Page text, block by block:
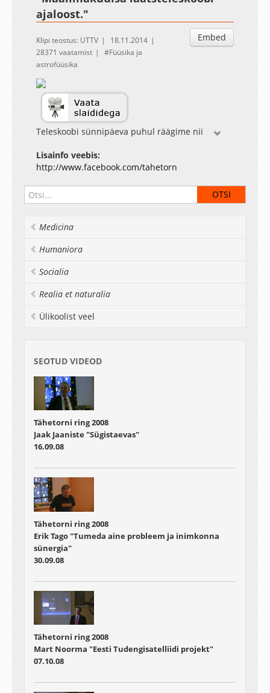
ajaloost."
Embed
Klipi teostus: UTTV
18.11.2014
28371 vaatamist
Füüsika ja
astrofüüsika
Teleskoobi sünnipäeva puhul räägime nii
150. surmaastapäev, kui valmistajast
Fraunhoferist ning tuletame meelde, miks on
olulisel kohal,“ tutvustab loengut Janet Laidla.
190. aastat tagasi jõudis läbi Magdeburgi ja
maailma kõige suurem ja innovaatilisem
Fraunhofer. Kahekümne kahes kastis olev
Tähetorni kannatamatu juhataja F. G. W. Struve
ei oodanud ära juhendi saabumist, vaid pani
selle visandi järgi ise kiiresti kokku.
Vaata ka: XXXIII Scientific Instrument
Lisainfo veebis:
http://www.facebook.com/tahetorn
Medicina
Humaniora
Socialia
Realia et naturalia
Ülikoolist veel
SEOTUD VIDEOD
Tähetorni ring 2008
Jaak Jaaniste "Sügistaevas"
16.09.08
Tähetorni ring 2008
Erik Tago "Tumeda aine probleem ja inimkonna
sünergia"
30.09.08
Tähetorni ring 2008
Mart Noorma "Eesti Tudengisatelliidi projekt"
07.10.08